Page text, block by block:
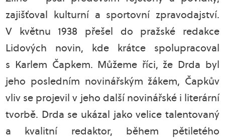
zajišťoval kulturní a sportovní zpravodajství.
V květnu 1938 přešel do pražské redakce
Lidových novin, kde krátce spolupracoval
s Karlem Čapkem. Můžeme říci, že Drda byl
jeho posledním novinářským žákem, Čapkův
vliv se projevil v jeho další novinářské i literární
tvorbě. Drda se ukázal jako velice talentovaný
a kvalitní redaktor, během pětiletého